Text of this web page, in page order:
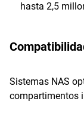
hasta 2,5
Sistemas NAS
compartimentos